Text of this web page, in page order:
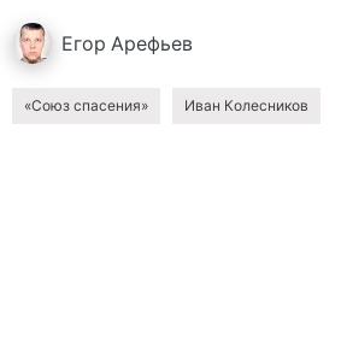
Егор Арефьев
«Союз спасения» Иван Колесников